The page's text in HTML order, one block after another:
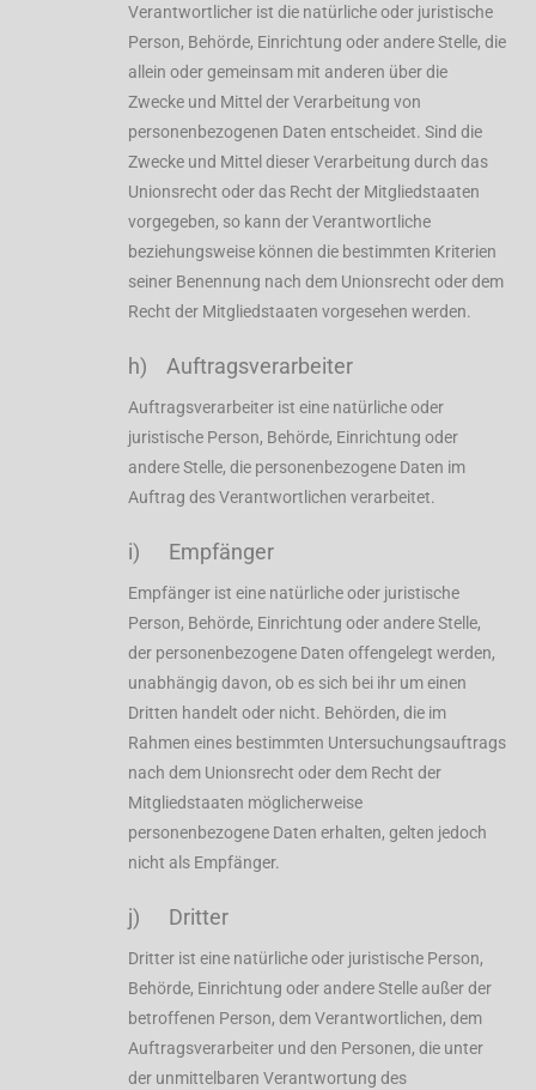
Verantwortlicher ist die natürliche oder juristische
Person, Behörde, Einrichtung oder andere Stelle, die
allein oder gemeinsam mit anderen über die
Zwecke und Mittel der Verarbeitung von
personenbezogenen Daten entscheidet. Sind die
Zwecke und Mittel dieser Verarbeitung durch das
Unionsrecht oder das Recht der Mitgliedstaaten
vorgegeben, so kann der Verantwortliche
beziehungsweise können die bestimmten Kriterien
seiner Benennung nach dem Unionsrecht oder dem
Recht der Mitgliedstaaten vorgesehen werden.
h) Auftragsverarbeiter
Auftragsverarbeiter ist eine natürliche oder
juristische Person, Behörde, Einrichtung oder
andere Stelle, die personenbezogene Daten im
Auftrag des Verantwortlichen verarbeitet.
i) Empfänger
Empfänger ist eine natürliche oder juristische
Person, Behörde, Einrichtung oder andere Stelle,
der personenbezogene Daten offengelegt werden,
unabhängig davon, ob es sich bei ihr um einen
Dritten handelt oder nicht. Behörden, die im
Rahmen eines bestimmten Untersuchungsauftrags
nach dem Unionsrecht oder dem Recht der
Mitgliedstaaten möglicherweise
personenbezogene Daten erhalten, gelten jedoch
nicht als Empfänger.
j) Dritter
Dritter ist eine natürliche oder juristische Person,
Behörde, Einrichtung oder andere Stelle außer der
betroffenen Person, dem Verantwortlichen, dem
Auftragsverarbeiter und den Personen, die unter
der unmittelbaren Verantwortung des